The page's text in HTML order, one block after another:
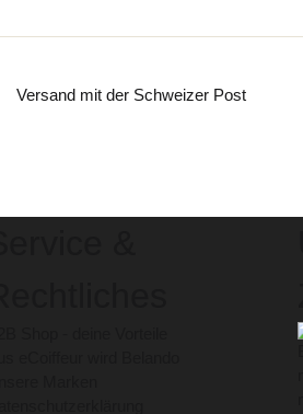
Versand mit der Schweizer Post